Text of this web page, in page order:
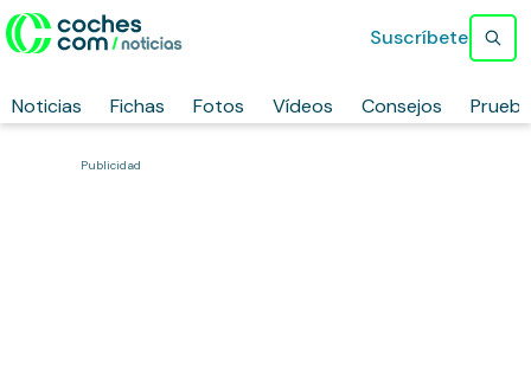
Noticias Fichas Fotos Vídeos Consejos
Suscríbete
Publicidad